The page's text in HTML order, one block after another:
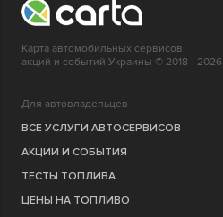
Карта автомобильных сервисов,
акций и событий Украины © 2018 - 2026
Для автовладельцев
ВСЕ УСЛУГИ АВТОСЕРВИСОВ
АКЦИИ И СОБЫТИЯ
ТЕСТЫ ТОПЛИВА
ЦЕНЫ НА ТОПЛИВО